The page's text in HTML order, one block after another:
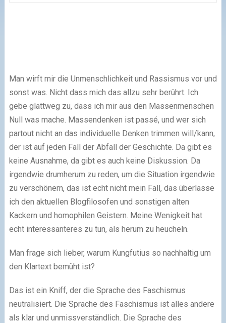
Man wirft mir die Unmenschlichkeit und Rassismus vor und
sonst was. Nicht dass mich das allzu sehr berührt. Ich
gebe glattweg zu, dass ich mir aus den Massenmenschen
Null was mache. Massendenken ist passé, und wer sich
partout nicht an das individuelle Denken trimmen will/kann,
der ist auf jeden Fall der Abfall der Geschichte. Da gibt es
keine Ausnahme, da gibt es auch keine Diskussion. Da
irgendwie drumherum zu reden, um die Situation irgendwie
zu verschönern, das ist echt nicht mein Fall, das überlasse
ich den aktuellen Blogfilosofen und sonstigen alten
Kackern und homophilen Geistern. Meine Wenigkeit hat
echt interessanteres zu tun, als herum zu heucheln.
Man frage sich lieber, warum Kungfutius so nachhaltig um
den Klartext bemüht ist?
Das ist ein Kniff, der die Sprache des Faschismus
neutralisiert. Die Sprache des Faschismus ist alles andere
als klar und unmissverständlich. Die Sprache des